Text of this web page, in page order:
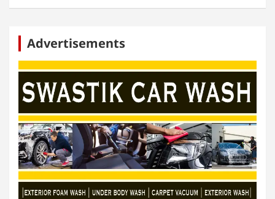
Advertisements